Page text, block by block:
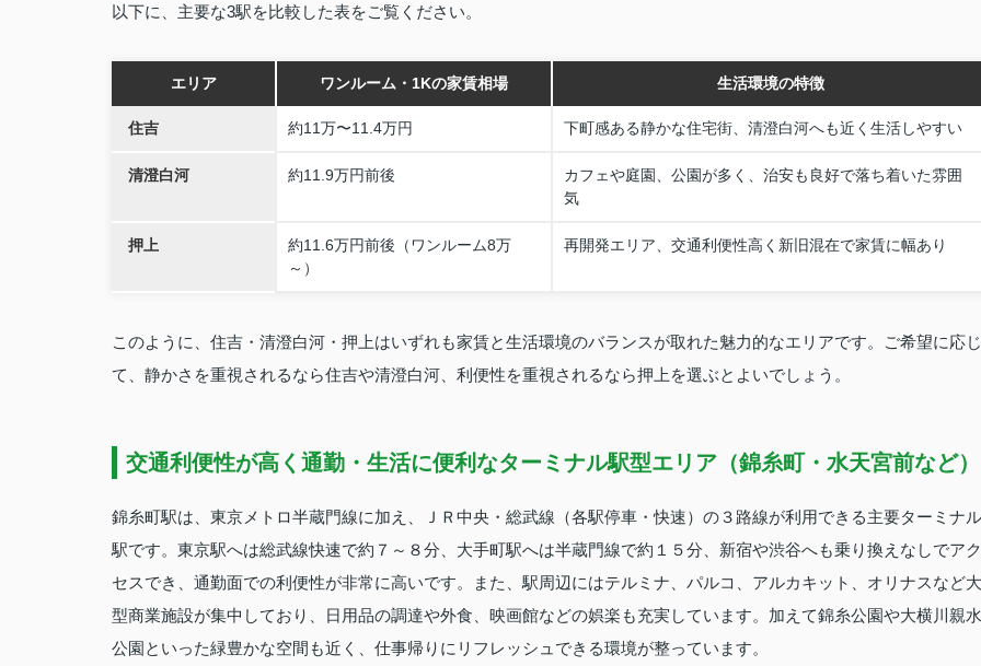
以下に、主要な3駅を比較した表をご覧ください。
エリア ワンルーム・1Kの家賃相場 生活環境の特徴
住吉 約11万〜11.4万円 下町感ある静かな住宅街、清澄白河へも近く生活しやすい
清澄白河 約11.9万円前後
カフェや庭園、公園が多く、治安も良好で落ち着いた雰囲
気
押上
約11.6万円前後（ワンルーム8万
～）
再開発エリア、交通利便性高く新旧混在で家賃に幅あり
このように、住吉・清澄白河・押上はいずれも家賃と生活環境のバランスが取れた魅力的なエリアです。ご希望に応じ
て、静かさを重視されるなら住吉や清澄白河、利便性を重視されるなら押上を選ぶとよいでしょう。
交通利便性が高く通勤・生活に便利なターミナル駅型エリア（錦糸町・水天宮前など）
錦糸町駅は、東京メトロ半蔵門線に加え、ＪＲ中央・総武線（各駅停車・快速）の３路線が利用できる主要ターミナル
駅です。東京駅へは総武線快速で約７～８分、大手町駅へは半蔵門線で約１５分、新宿や渋谷へも乗り換えなしでアク
セスでき、通勤面での利便性が非常に高いです。また、駅周辺にはテルミナ、パルコ、アルカキット、オリナスなど大
型商業施設が集中しており、日用品の調達や外食、映画館などの娯楽も充実しています。加えて錦糸公園や大横川親水
公園といった緑豊かな空間も近く、仕事帰りにリフレッシュできる環境が整っています。